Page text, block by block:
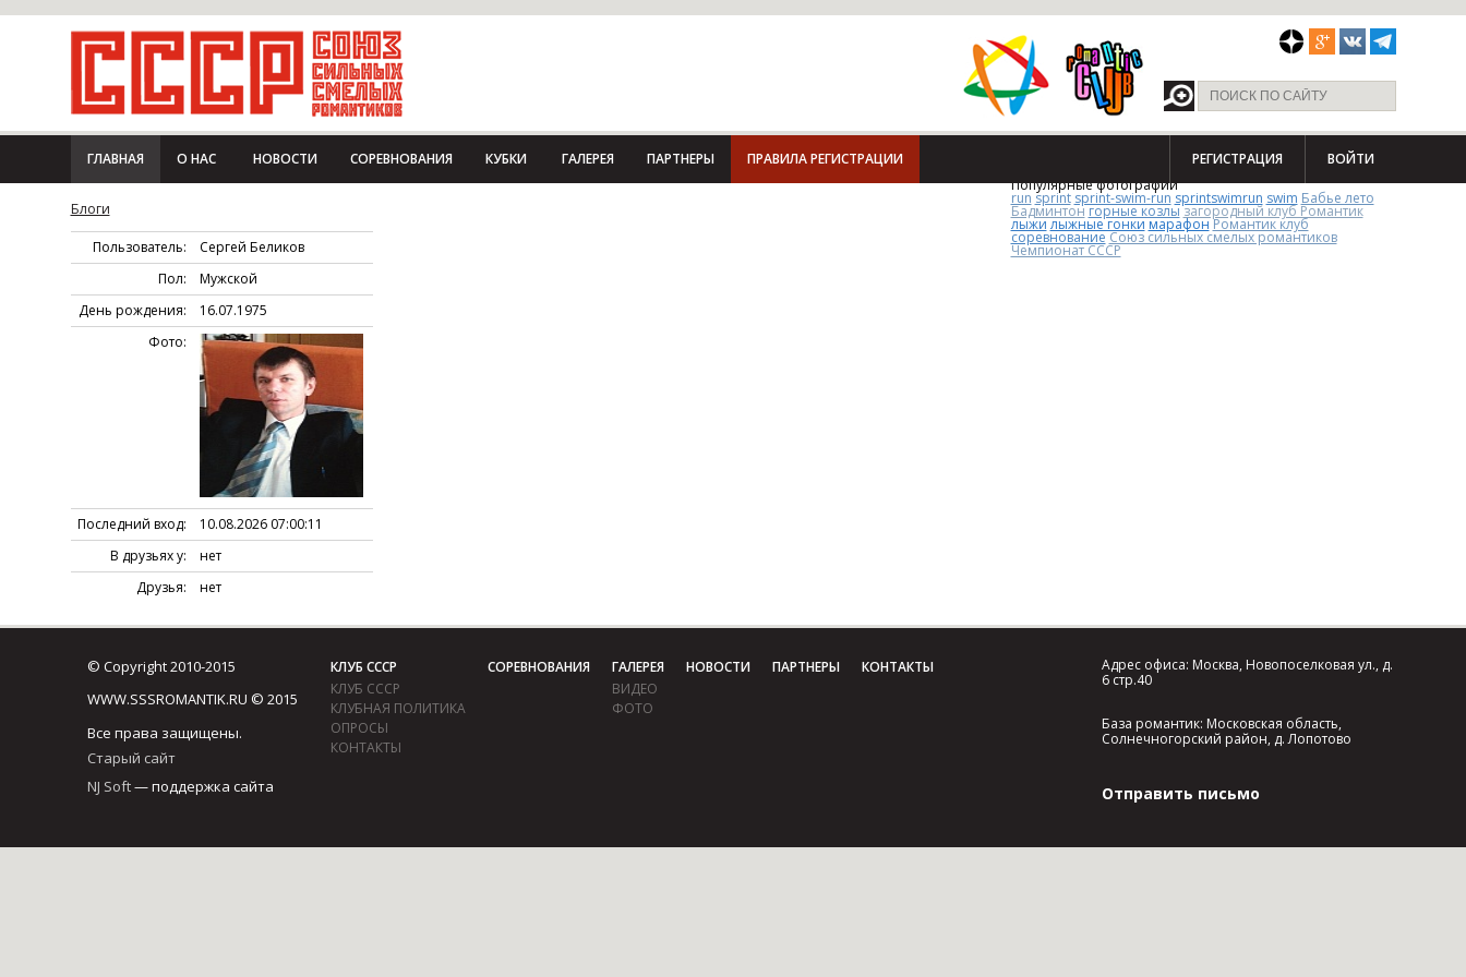
ГЛАВНАЯ О НАС НОВОСТИ СОРЕВНОВАНИЯ КУБКИ ГАЛЕРЕЯ ПАРТНЕРЫ ПРАВИЛА РЕГИСТРАЦИИ РЕГИСТРАЦИЯ ВОЙТИ
Блоги
Пользователь:
Сергей Беликов
Пол:
Мужской
День рождения:
16.07.1975
Фото:
Последний вход:
10.08.2026 07:00:11
В друзьях у:
нет
Друзья:
нет
Популярные фотографии
run sprint sprint-swim-run sprintswimrun swim Бабье лето
Бадминтонгорные козлызагородный клуб Романтик
лыжилыжные гонкимарафон Романтик клуб
соревнованиеСоюз сильных смелых романтиков
Чемпионат СССР
© Copyright 2010-2015
WWW.SSSROMANTIK.RU © 2015
Все права защищены.
Старый сайт
NJ Soft— поддержка сайта
КЛУБ СССР
КЛУБ СССР
КЛУБНАЯ ПОЛИТИКА
ОПРОСЫ
КОНТАКТЫ
СОРЕВНОВАНИЯ
ГАЛЕРЕЯ
ВИДЕО
ФОТО
НОВОСТИ ПАРТНЕРЫ КОНТАКТЫ
Адрес офиса: Москва, Новопоселковая ул., д.
6 стр.40
База романтик: Московская область,
Солнечногорский район, д. Лопотово
Отправить письмо